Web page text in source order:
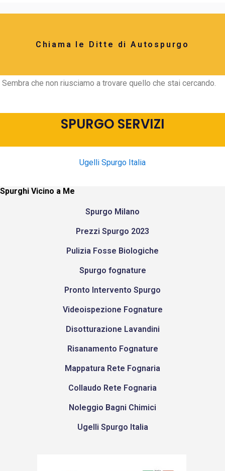
Chiama le Ditte di Autospurgo
Sembra che non riusciamo a trovare quello che stai cercando.
SPURGO SERVIZI
Ugelli Spurgo Italia
Spurghi Vicino a Me
Spurgo Milano
Prezzi Spurgo 2023
Pulizia Fosse Biologiche
Spurgo fognature
Pronto Intervento Spurgo
Videoispezione Fognature
Disotturazione Lavandini
Risanamento Fognature
Mappatura Rete Fognaria
Collaudo Rete Fognaria
Noleggio Bagni Chimici
Ugelli Spurgo Italia